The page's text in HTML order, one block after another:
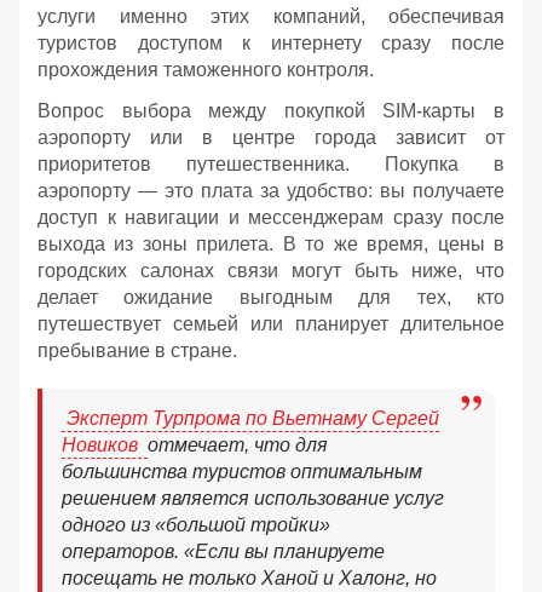
услуги именно этих компаний, обеспечивая
туристов доступом к интернету сразу после
прохождения таможенного контроля.
Вопрос выбора между покупкой SIM-карты в
аэропорту или в центре города зависит от
приоритетов путешественника. Покупка в
аэропорту — это плата за удобство: вы получаете
доступ к навигации и мессенджерам сразу после
выхода из зоны прилета. В то же время, цены в
городских салонах связи могут быть ниже, что
делает ожидание выгодным для тех, кто
путешествует семьей или планирует длительное
пребывание в стране.
Эксперт Турпрома по Вьетнаму Сергей
Новиков отмечает, что для
большинства туристов оптимальным
решением является использование услуг
одного из «большой тройки»
операторов. «Если вы планируете
посещать не только Ханой и Халонг, но